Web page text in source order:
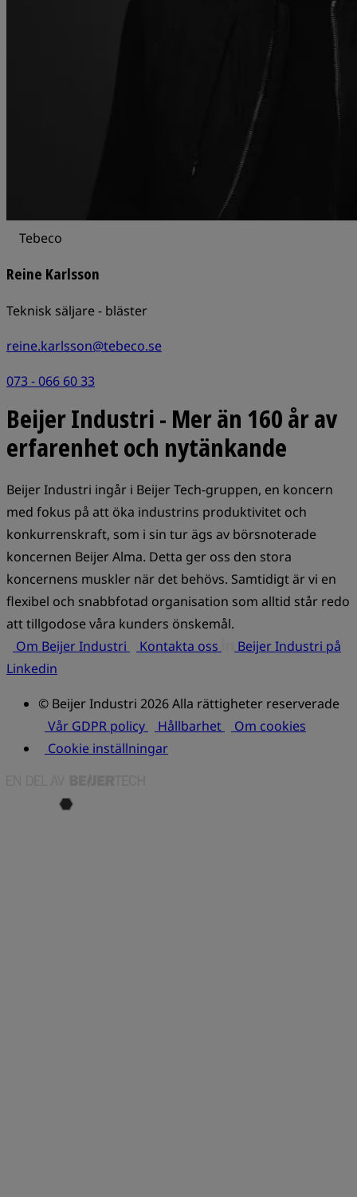
Tebeco
Reine Karlsson
Teknisk säljare - bläster
reine.karlsson@tebeco.se
073 - 066 60 33
Beijer Industri - Mer än 160 år av
erfarenhet och nytänkande
Beijer Industri ingår i Beijer Tech-gruppen, en koncern
med fokus på att öka industrins produktivitet och
konkurrenskraft, som i sin tur ägs av börsnoterade
koncernen Beijer Alma. Detta ger oss den stora
koncernens muskler när det behövs. Samtidigt är vi en
flexibel och snabbfotad organisation som alltid står redo
att tillgodose våra kunders önskemål.
Om Beijer Industri
Kontakta oss
Beijer Industri på
Linkedin
© Beijer Industri 2026 Alla rättigheter reserverade
Vår GDPR policy
Hållbarhet
Om cookies
Cookie inställningar